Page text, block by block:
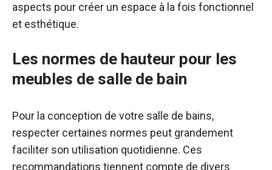
aspects pour créer un espace à la fois fonctionnel
et esthétique.
Les normes de hauteur pour les
meubles de salle de bain
Pour la conception de votre salle de bains,
respecter certaines normes peut grandement
faciliter son utilisation quotidienne. Ces
recommandations tiennent compte de divers